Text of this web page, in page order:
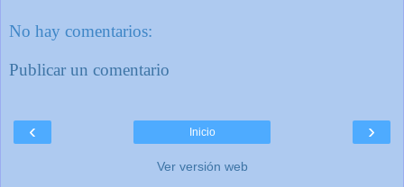
No hay comentarios:
Publicar un comentario
‹ ›
Inicio
Ver versión web